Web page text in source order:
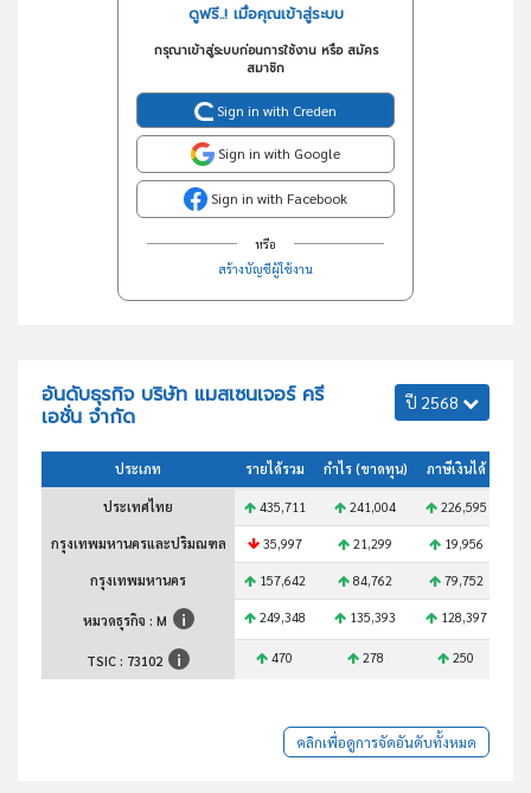
ดูฟรี..! เมื่อคุณเข้าสู่ระบบ
กรุณาเข้าสู่ระบบก่อนการใช้งาน หรือ สมัคร
สมาชิก
Sign in with Creden
Sign in with Google
Sign in with Facebook
หรือ
สร้างบัญชีผู้ใช้งาน
อันดับธุรกิจ บริษัท แมสเซนเจอร์ ครี
เอชั่น จำกัด
ปี 2568
ประเภท รายได้รวม กำไร (ขาดทุน) ภาษีเงินได้
ประเทศไทย 435,711 241,004 226,595
กรุงเทพมหานครและปริมณฑล 35,997 21,299 19,956
กรุงเทพมหานคร 157,642 84,762 79,752
หมวดธุรกิจ : M 249,348 135,393 128,397
TSIC : 73102 470 278 250
คลิกเพื่อดูการจัดอันดับทั้งหมด